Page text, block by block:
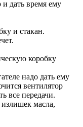
и дать время ему
и стакан.
коробку
надо дать ему
вентилятор
все передачи.
масла,